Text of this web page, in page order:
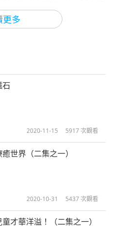
更多
速清除。」「所以，你的
蔔素的食物，我會變成橙
！」「歡迎同學們來到
文館。那我的太空人們
重狀態！」費老師鼓勵
過程中獲得樂趣。誰會
校車的酷老師呢？二○
列劇集《魔法校車再次
》能回答你的一些問
因此，未來你也能發明
石
2020-11-15 5917次觀看
世界（二集之一）
2020-10-31 5437次觀看
才華洋溢！（二集之一）